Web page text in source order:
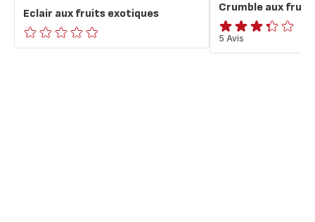
Eclair aux fruits exotiques
ratings.0
Crumble aux
ratings.3.3
5 Avis